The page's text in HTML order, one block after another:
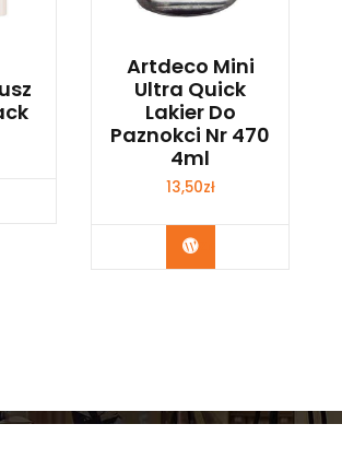
Artdeco Mini
Ultra Quick
Lakier Do
Paznokci Nr 470
4ml
13,50zł
Zobacz